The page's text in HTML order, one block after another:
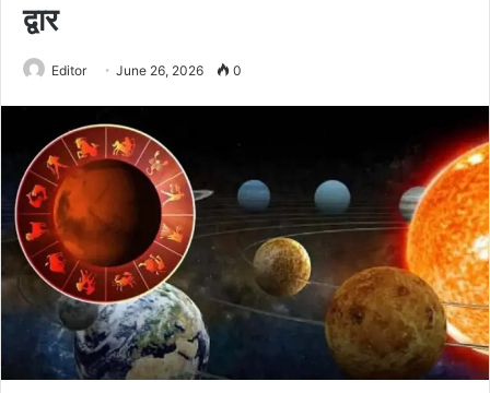
द्वार
Editor June 26, 2026 0